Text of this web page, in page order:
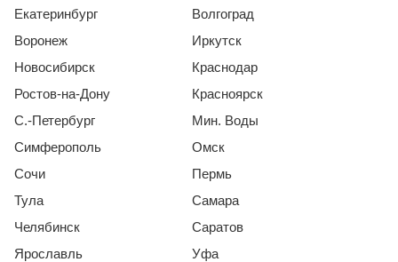
Екатеринбург
Воронеж
Новосибирск
Ростов-на-Дону
С.-Петербург
Симферополь
Сочи
Тула
Челябинск
Ярославль
Волгоград
Иркутск
Краснодар
Красноярск
Мин. Воды
Омск
Пермь
Самара
Саратов
Уфа